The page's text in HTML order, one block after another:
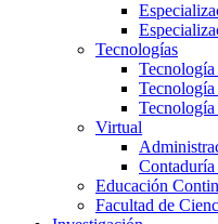
Tecnologías
Virtual
Educación
Facultad de